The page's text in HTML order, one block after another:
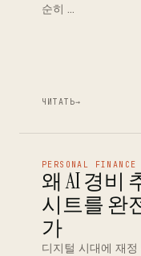
순히 …
ЧИТАТЬ→
PERSONAL FINANCE
왜 AI 경비
시트를 완
가
디지털 시대에 재